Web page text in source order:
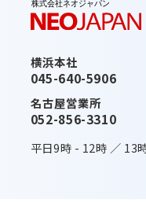
お知らせ
活用ガイド・そ
最新版へのアッ
お知らせ
これから運用を
みなとデスクネ
契約約款一覧
横浜本社
045-640-5906
名古屋営業所
052-856-3310
平日9時 - 12時 ／ 13